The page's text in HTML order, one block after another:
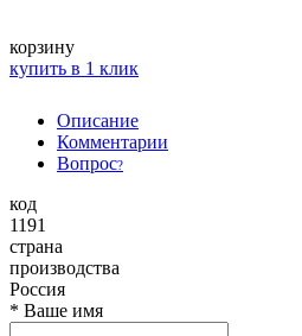
корзину
купить в 1 клик
Описание
Комментарии
Вопрос?
код
1191
страна
производства
Россия
* Ваше имя